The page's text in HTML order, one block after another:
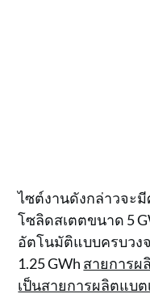
ไซต์งานดังกล่าวจะ
โซลิดสเตตขนาด 5
อัตโนมัติแบบครบวง
1.25 GWh สายการผ
เป็นสายการผลิตแบ